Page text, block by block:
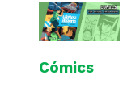
Cómics